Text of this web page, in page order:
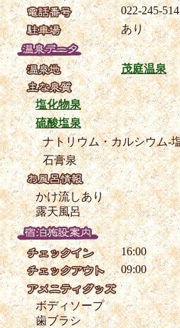
022-245-
あり
茂庭温泉
塩化物泉
硫酸塩泉
ナトリウム・カルシウム-
石膏泉
かけ流しあり
露天風呂
16:00
09:00
ボディソープ
歯ブラシ